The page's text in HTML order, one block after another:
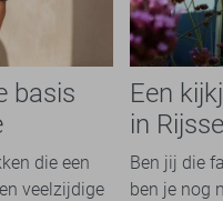
basis
die een
veelzijdige
Een
in
Ben jij die
ben je nog